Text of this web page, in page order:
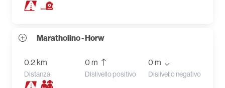
Maratholino - Horw
0.2 km
Distanza
0 m
Dislivello positivo
0 m
Dislivello negativo